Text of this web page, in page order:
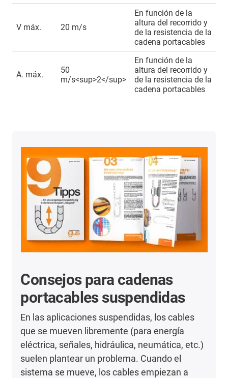
V máx. 20 m/s
En función de la
altura del recorrido y
de la resistencia de la
cadena portacables
A. máx.
50
m/s<sup>2</sup>
En función de la
altura del recorrido y
de la resistencia de la
cadena portacables
Consejos para cadenas
portacables suspendidas
En las aplicaciones suspendidas, los cables
que se mueven libremente (para energía
eléctrica, señales, hidráulica, neumática, etc.)
suelen plantear un problema. Cuando el
sistema se mueve, los cables empiezan a